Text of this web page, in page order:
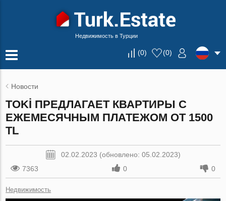
Недвижимость в Турции
(0) (0)
Новости
TOKİ ПРЕДЛАГАЕТ КВАРТИРЫ С
ЕЖЕМЕСЯЧНЫМ ПЛАТЕЖОМ ОТ 1500
TL
02.02.2023 (обновлено: 05.02.2023)
7363
0 0
Недвижимость